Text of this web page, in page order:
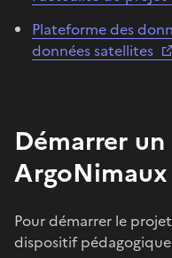
Plateforme des
données satellites
Démarrer
ArgoNimaux
Pour démarrer le
dispositif